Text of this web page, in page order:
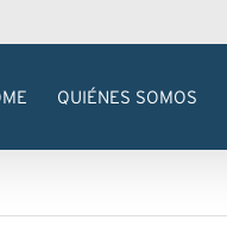
QUIÉNES SOMOS